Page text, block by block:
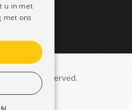
All rights reserved.
GDPR
u in met
met ons